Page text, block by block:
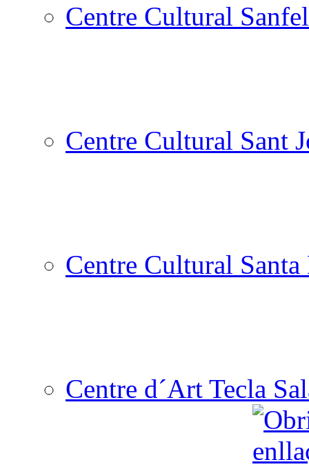
Centre Cultural
Centre Cultural Sant
Centre Cultural
Centre d´Art Tecla